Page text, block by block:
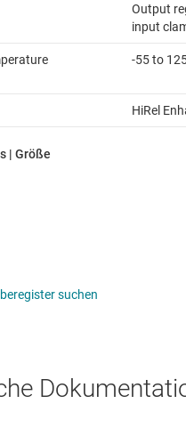
Output
input
-55 to
HiRel
suchen